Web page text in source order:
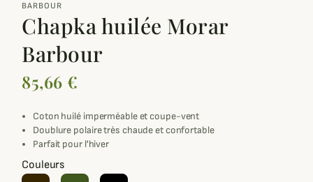
BARBOUR
Chapka huilée Morar
Barbour
85,66 €
Coton huilé imperméable et coupe-vent
Doublure polaire très chaude et confortable
Parfait pour l'hiver
Couleurs